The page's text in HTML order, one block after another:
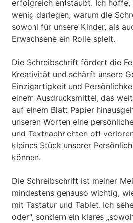
erfolgreich entstaubt. Ich hoffe,
wenig darlegen, warum die
sowohl für unsere Kinder, als
Erwachsene ein Rolle spielt.
Die Schreibschrift fördert die
Kreativität und schärft unsere
Einzigartigkeit und
einem Ausdrucksmittel, das
auf einem Blatt Papier
unseren Worten eine
und Textnachrichten oft
kleines Stück unserer
können.
Die Schreibschrift ist meiner
mindestens genauso wichtig,
mit Tastatur und Tablet. Ich
oder“, sondern ein klares